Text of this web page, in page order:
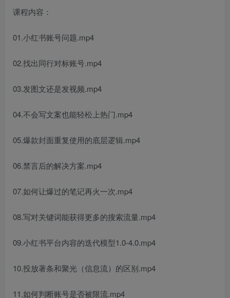
课程内容：
01.小红书账号问题.mp4
02.找出同行对标账号.mp4
03.发图文还是发视频.mp4
04.不会写文案也能轻松上热门.mp4
05.爆款封面重复使用的底层逻辑.mp4
06.禁言后的解决方案.mp4
07.如何让爆过的笔记再火一次.mp4
08.写对关键词能获得更多的搜索流量.mp4
09.小红书平台内容的迭代模型1.0-4.0.mp4
10.投放著条和聚光（信息流）的区别.mp4
11.如何判断账号是否被限流.mp4